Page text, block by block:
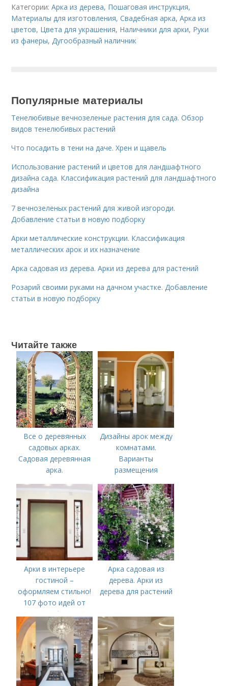
Категории:Арка из дерева, Пошаговая инструкция,
Материалы для изготовления,Свадебная арка,Арка из
цветов, Цвета для украшения, Наличники для арки, Руки
из фанеры,Дугообразный наличник
Популярные материалы
Тенелюбивые вечнозеленые растения для сада. Обзор
видов тенелюбивых растений
Что посадить в тени на даче. Хрен и щавель
Использование растений и цветов для ландшафтного
дизайна сада. Классификация растений для ландшафтного
дизайна
7 вечнозеленых растений для живой изгороди.
Добавление статьи в новую подборку
Арки металлические конструкции. Классификация
металлических арок и их назначение
Арка садовая из дерева. Арки из дерева для растений
Розарий своими руками на дачном участке. Добавление
статьи в новую подборку
Читайте также
Все о деревянных
садовых арках.
Садовая деревянная
арка.
Дизайны арок между
комнатами.
Варианты
размещения
Арки в интерьере
гостиной –
оформляем стильно!
107 фото идей от
профи!
Арка садовая из
дерева. Арки из
дерева для растений